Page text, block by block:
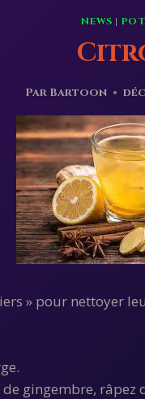
NEWS |
Par Bartoon
» pour nettoyer
gingembre,